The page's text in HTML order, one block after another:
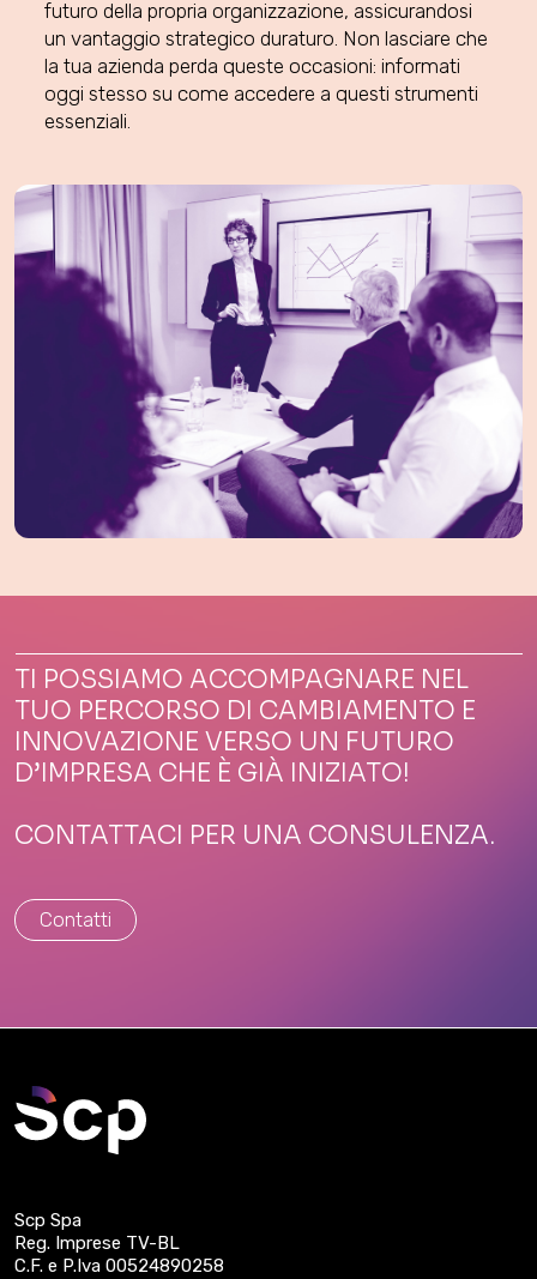
futuro della propria organizzazione, assicurandosi
un vantaggio strategico duraturo. Non lasciare che
la tua azienda perda queste occasioni: informati
oggi stesso su come accedere a questi strumenti
essenziali.
TI POSSIAMO ACCOMPAGNARE NEL
TUO PERCORSO DI CAMBIAMENTO E
INNOVAZIONE VERSO UN FUTURO
D’IMPRESA CHE È GIÀ INIZIATO!
CONTATTACI PER UNA CONSULENZA.
Contatti
Scp Spa
Reg. Imprese TV-BL
C.F. e P.Iva 00524890258